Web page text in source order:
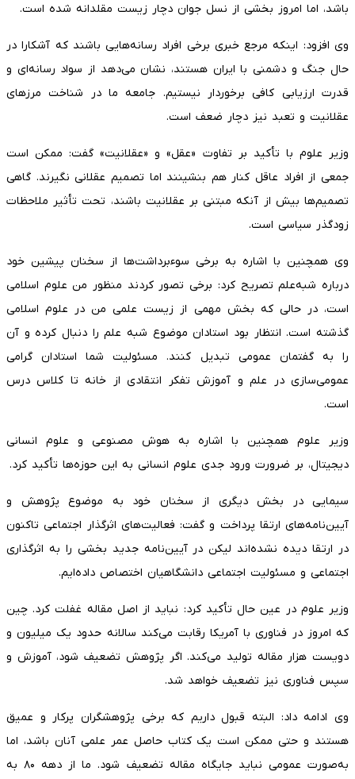
باشد، اما امروز بخشی از نسل جوان دچار زیست مقلدانه شده است.
وی افزود: اینکه مرجع خبری برخی افراد رسانه‌هایی باشند که آشکارا در
حال جنگ و دشمنی با ایران هستند، نشان می‌دهد از سواد رسانه‌ای و
قدرت ارزیابی کافی برخوردار نیستیم. جامعه ما در شناخت مرزهای
عقلانیت و تعبد نیز دچار ضعف است.
وزیر علوم با تأکید بر تفاوت «عقل» و «عقلانیت» گفت: ممکن است
جمعی از افراد عاقل کنار هم بنشینند اما تصمیم عقلانی نگیرند. گاهی
تصمیم‌ها بیش از آنکه مبتنی بر عقلانیت باشند، تحت تأثیر ملاحظات
زودگذر سیاسی است.
وی همچنین با اشاره به برخی سوءبرداشت‌ها از سخنان پیشین خود
درباره شبه‌علم تصریح کرد: برخی تصور کردند منظور من علوم اسلامی
است، در حالی که بخش مهمی از زیست علمی من در علوم اسلامی
گذشته است. انتظار بود استادان موضوع شبه علم را دنبال کرده و آن
را به گفتمان عمومی تبدیل کنند. مسئولیت شما استادان گرامی
عمومی‌سازی در علم و آموزش تفکر انتقادی از خانه تا کلاس درس
است.
وزیر علوم همچنین با اشاره به هوش مصنوعی و علوم انسانی
دیجیتال، بر ضرورت ورود جدی علوم انسانی به این حوزه‌ها تأکید کرد.
سیمایی در بخش دیگری از سخنان خود به موضوع پژوهش و
آیین‌نامه‌های ارتقا پرداخت و گفت: فعالیت‌های اثرگذار اجتماعی تاکنون
در ارتقا دیده نشده‌اند لیکن در آیین‌نامه جدید بخشی را به اثرگذاری
اجتماعی و مسئولیت اجتماعی دانشگاهیان اختصاص داده‌ایم.
وزیر علوم در عین حال تأکید کرد: نباید از اصل مقاله غفلت کرد. چین
که امروز در فناوری با آمریکا رقابت می‌کند سالانه حدود یک میلیون و
دویست هزار مقاله تولید می‌کند. اگر پژوهش تضعیف شود، آموزش و
سپس فناوری نیز تضعیف خواهد شد.
وی ادامه داد: البته قبول داریم که برخی پژوهشگران پرکار و عمیق
هستند و حتی ممکن است یک کتاب حاصل عمر علمی آنان باشد، اما
به‌صورت عمومی نباید جایگاه مقاله تضعیف شود. ما از دهه ۸۰ به